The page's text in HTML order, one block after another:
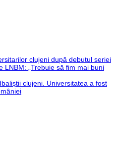
clujeni după debutul seriei
LNBM: „Trebuie să fim mai buni
clujeni. Universitatea a fost